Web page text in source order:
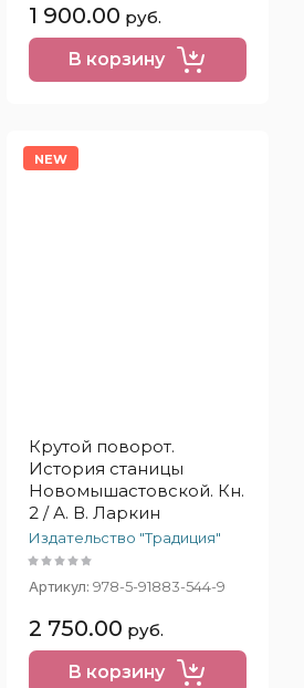
1 900.00 руб.
В корзину
NEW
Крутой поворот.
История станицы
Новомышастовской. Кн.
2 / А. В. Ларкин
Издательство "Традиция"
Артикул: 978-5-91883-544-9
2 750.00 руб.
В корзину